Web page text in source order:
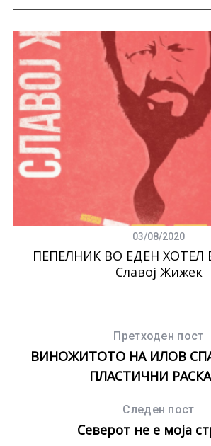
03/08/2020
ПЕПЕЛНИК ВО ЕДЕН ХОТЕЛ
Славој Жижек
Претходен пост
ВИНОЖИТОТО НА ИЛОВ
ПЛАСТИЧНИ
Следен пост
Северот не е моја